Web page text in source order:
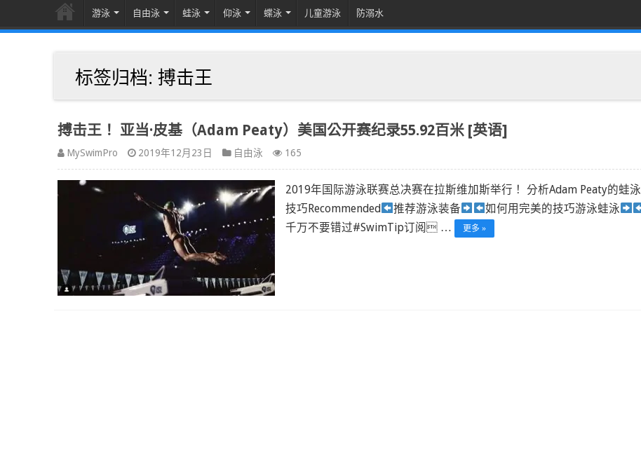
游泳 自由泳 蛙泳 仰泳 蝶泳 儿童游泳 防溺水
标签归档: 搏击王
搏击王！ 亚当·皮基（Adam Peaty）美国公开赛纪录55.92百米 [英语]
MySwimPro 2019年12月23日 自由泳 165
2019年国际游泳联赛总决赛在拉斯维加斯举行！ 分析Adam Peaty的蛙泳
技巧Recommended
推荐游泳装备
如何用完美的技巧游泳蛙泳
千万不要错过#SwimTip订阅 …
更多 »